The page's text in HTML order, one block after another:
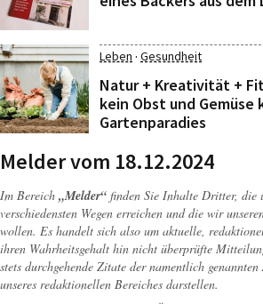
Leben · Gesundheit
Natur + Kreativität +
kein Obst und Gemüse
Gartenparadies
Melder vom 18.12.2024
Im Bereich „Melder“ finden Sie Inhalte Dritter, die
verschiedensten Wegen erreichen und die wir
wollen. Es handelt sich also um aktuelle,
ihren Wahrheitsgehalt hin nicht überprüfte
stets durchgehende Zitate der namentlich
unseres redaktionellen Bereiches darstellen.